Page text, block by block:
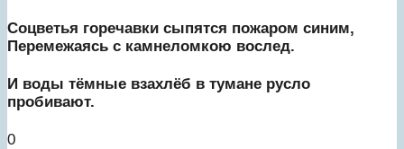
Соцветья горечавки сыпятся пожаром синим,
Перемежаясь с камнеломкою вослед.
И воды тёмные взахлёб в тумане русло
пробивают.
0